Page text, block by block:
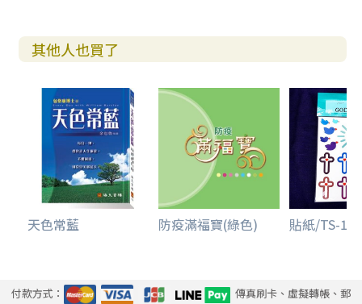
其他人也買了
天色常藍 防疫滿福寶(綠色) 貼紙/TS-15/
付款方式：
傳真刷卡、虛擬轉帳、郵